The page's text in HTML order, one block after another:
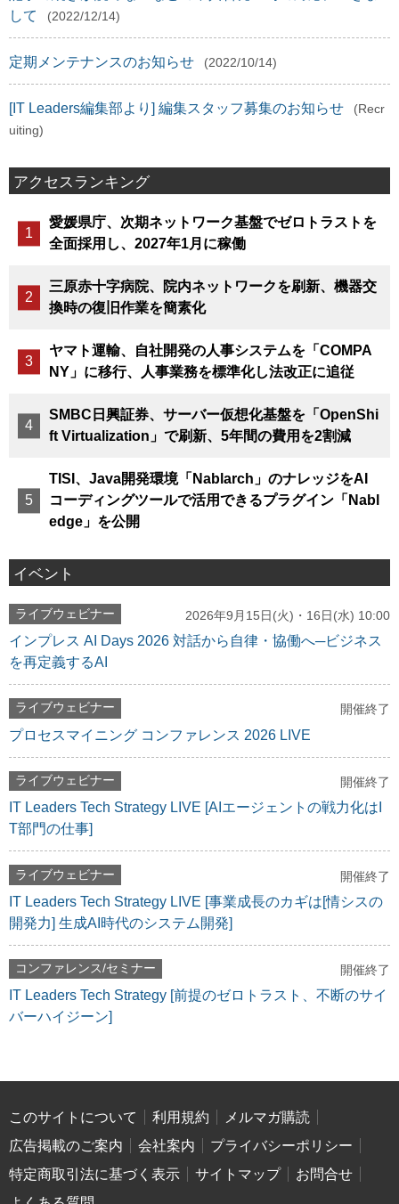
して
(2022/12/14)
定期メンテナンスのお知らせ (2022/10/14)
[IT Leaders編集部より] 編集スタッフ募集のお知らせ
(Recr
uiting)
アクセスランキング
愛媛県庁、次期ネットワーク基盤でゼロトラストを
全面採用し、2027年1月に稼働
三原赤十字病院、院内ネットワークを刷新、機器交
換時の復旧作業を簡素化
ヤマト運輸、自社開発の人事システムを「COMPA
NY」に移行、人事業務を標準化し法改正に追従
SMBC日興証券、サーバー仮想化基盤を「OpenShi
ft Virtualization」で刷新、5年間の費用を2割減
TISI、Java開発環境「Nablarch」のナレッジをAI
コーディングツールで活用できるプラグイン「Nabl
edge」を公開
イベント
ライブウェビナー 2026年9月15日(火)・16日(水) 10:00
インプレス AI Days 2026 対話から自律・協働へ─ビジネス
を再定義するAI
ライブウェビナー 開催終了
プロセスマイニング コンファレンス 2026 LIVE
ライブウェビナー 開催終了
IT Leaders Tech Strategy LIVE [AIエージェントの戦力化はI
T部門の仕事]
ライブウェビナー 開催終了
IT Leaders Tech Strategy LIVE [事業成長のカギは[情シスの
開発力] 生成AI時代のシステム開発]
コンファレンス/セミナー 開催終了
IT Leaders Tech Strategy [前提のゼロトラスト、不断のサイ
バーハイジーン]
このサイトについて 利用規約
メルマガ購読
広告掲載のご案内
会社案内
プライバシーポリシー
特定商取引法に基づく表示
サイトマップ
お問合せ